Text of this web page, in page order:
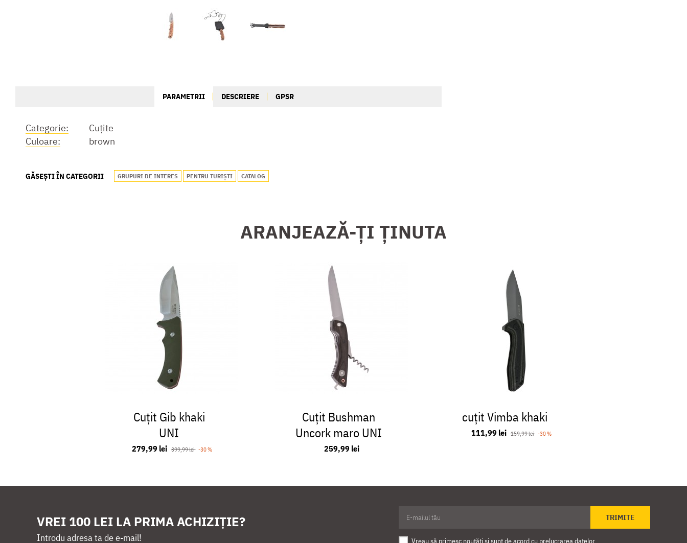
PARAMETRII DESCRIERE GPSR
Categorie:
Cuțite
Culoare:
brown
GĂSEȘTI ÎN CATEGORII GRUPURI DE INTERES PENTRU TURIȘTI CATALOG
ARANJEAZĂ-ȚI ȚINUTA
Cuțit Gib khaki
UNI
279,99 lei 399,99 lei -30 %
Cuțit Bushman
Uncork maro UNI
259,99 lei
cuţit Vimba khaki
111,99 lei 159,99 lei -30 %
VREI 100 LEI LA PRIMA ACHIZIȚIE?
Introdu adresa ta de e-mail!
TRIMITE
Vreau să primesc noutăți și sunt de acord cu prelucrarea datelor